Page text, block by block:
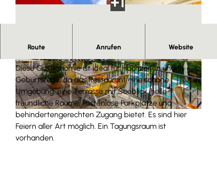
© Frank Rutzen
© Frank Rutzen © Frank Rutzen
Route Anrufen Website
Im Sommer ein Genuß das ganze Jahr für
Diese Gastronomie ist ideal für Hochzeiten und
Geburtstage, da das Restaurant eine schöne
Umgebung, eine Terrasse mit Seeblick, helle
freundliche Räume, kostenlose Parkplätze und
behindertengerechten Zugang bietet. Es sind hier
Feiern aller Art möglich. Ein Tagungsraum ist
vorhanden.